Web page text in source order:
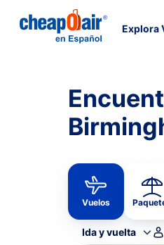
Explora
Vuelos
Ida y vuelta